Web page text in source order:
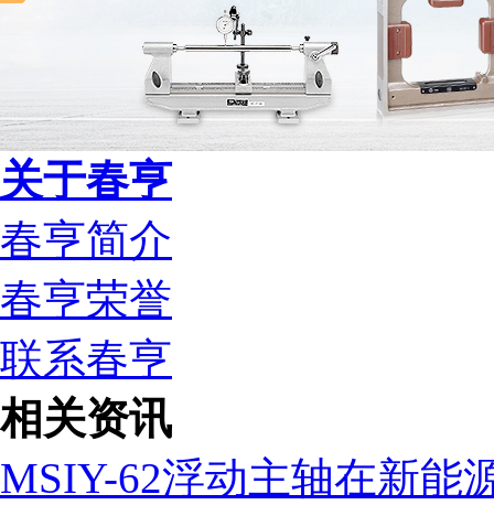
关于春亨
春亨简介
春亨荣誉
联系春亨
相关资讯
MSIY-62浮动主轴在新能